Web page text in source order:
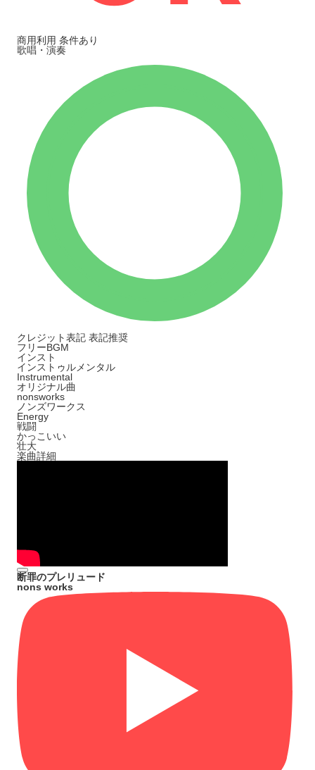
商用利用 条件あり
歌唱・演奏
クレジット表記 表記推奨
フリーBGM
インスト
インストゥルメンタル
Instrumental
オリジナル曲
nonsworks
ノンズワークス
Energy
戦闘
かっこいい
壮大
楽曲詳細
断罪のプレリュード
nons works